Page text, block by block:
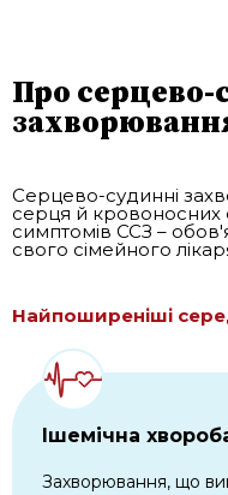
Про серцево-
Серцево-судинні
серця й кровоносних
симптомів ССЗ –
свого сімейного
Найпоширеніші
Ішемічна
Захворювання, що